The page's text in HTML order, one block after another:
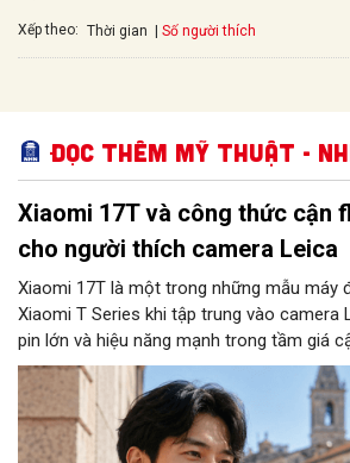
Xếp theo: Thời gian Số người thích
Đọc thêm Mỹ thuật -
Xiaomi 17T và công thức cận
cho người thích camera Leica
Xiaomi 17T là một trong những mẫu máy
Xiaomi T Series khi tập trung vào camera
pin lớn và hiệu năng mạnh trong tầm giá
dùng muốn một chiếc điện thoại phục vụ
học tập và làm việc, Xiaomi 17T mang
cân nhắc.